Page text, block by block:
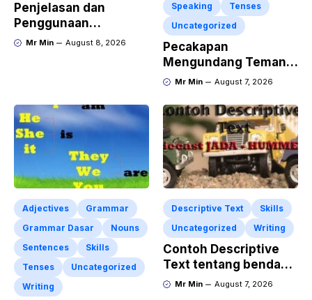
Penjelasan dan
Penggunaan
“Expressing
Mr Min August 8, 2026
Speaking
Tenses
Uncategorized
Pecakapan
Mengundang Teman
ke Acara Pesta Ulang
Invitation” Dalam
Bahasa Inggris
Mr Min August 7, 2026
Adjectives
Grammar
Grammar Dasar
Nouns
Sentences
Skills
Tenses
Uncategorized
Writing
Descriptive Text
Skills
Uncategorized
Writing
Contoh Descriptive
Text tentang benda
“Diecast JADA –
Mr Min August 7, 2026